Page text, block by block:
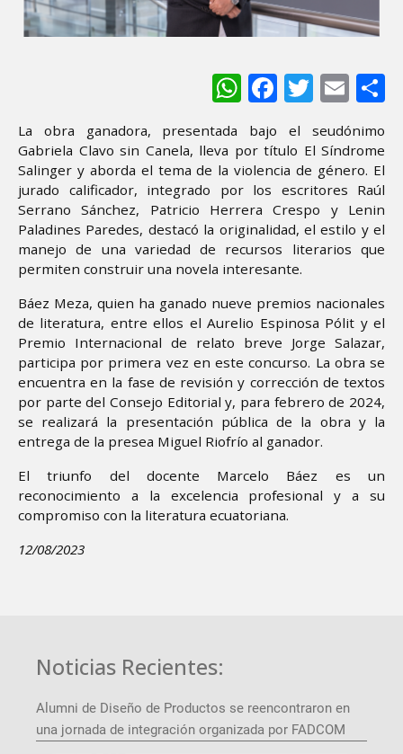
WhatsApp
Facebook
Twitter
La obra ganadora, presentada bajo el seudónimo
Gabriela Clavo sin Canela, lleva por título El Síndrome
Salinger y aborda el tema de la violencia de género. El
jurado calificador, integrado por los escritores Raúl
Serrano Sánchez, Patricio Herrera Crespo y Lenin
Paladines Paredes, destacó la originalidad, el estilo y el
manejo de una variedad de recursos literarios que
permiten construir una novela interesante.
Báez Meza, quien ha ganado nueve premios nacionales
de literatura, entre ellos el Aurelio Espinosa Pólit y el
Premio Internacional de relato breve Jorge Salazar,
participa por primera vez en este concurso. La obra se
encuentra en la fase de revisión y corrección de textos
por parte del Consejo Editorial y, para febrero de 2024,
se realizará la presentación pública de la obra y la
entrega de la presea Miguel Riofrío al ganador.
El triunfo del docente Marcelo Báez es un
reconocimiento a la excelencia profesional y a su
compromiso con la literatura ecuatoriana.
12/08/2023
Noticias Recientes:
Alumni de Diseño de Productos se reencontraron en
una jornada de integración organizada por FADCOM